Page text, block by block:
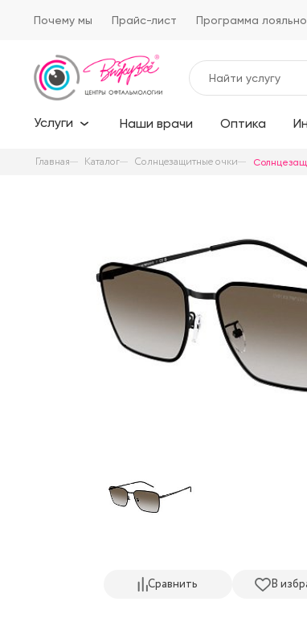
Почему мы Прайс-лист Программа
Услуги Наши врачи Оптика
Главная Каталог Солнцезащитные очки
Сравнить В